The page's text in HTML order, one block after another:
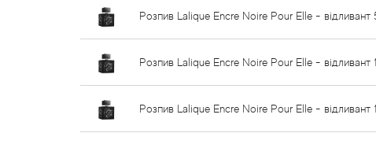
Розпив Lalique Encre Noire Pour Elle - відливант
Розпив Lalique Encre Noire Pour Elle - відливант
Розпив Lalique Encre Noire Pour Elle - відливант